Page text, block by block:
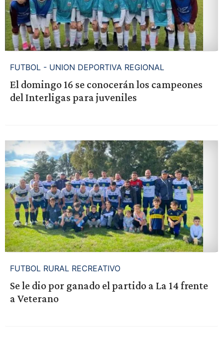
FUTBOL - UNION DEPORTIVA REGIONAL
El domingo 16 se conocerán los campeones
del Interligas para juveniles
FUTBOL RURAL RECREATIVO
Se le dio por ganado el partido a La 14 frente
a Veterano